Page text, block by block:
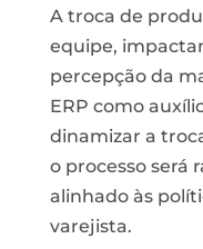
A troca de
equipe,
percepçãoda
ERP como
dinamizar a
o processo será
alinhado às
varejista.